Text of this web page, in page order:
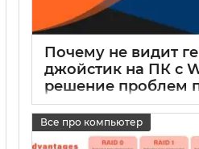
Почему не видит
джойстик на ПК с
решение проблем
Все про компьютер